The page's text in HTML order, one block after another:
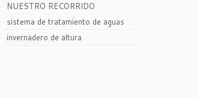
NUESTRO RECORRIDO
sistema de tratamiento de aguas
invernadero de altura